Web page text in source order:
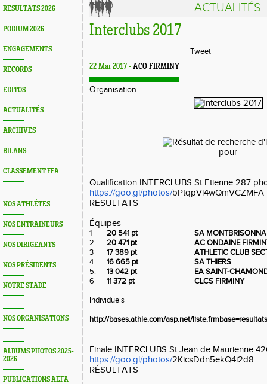
RESULTATS 2026
PODIUM 2026
ENGAGEMENTS
RECORDS
EDITOS
ACTUALITÉS
ARCHIVES
BILANS
CLASSEMENT FFA
NOS ATHLÉTES
NOS ENTRAINEURS
NOS DIRIGEANTS
NOS PRÉSIDENTS
NOTRE STADE
NOS ORGANISATIONS
ALBUMS PHOTOS 2025-
2026
PUBLICATIONS AEFA
ACTUALITÉS
Interclubs 2017
Tweet
22 Mai 2017 - ACO FIRMINY
Organisation
Qualification INTERCLUBS St Etienne 287
https://goo.gl/photos/bPtqpVi4wQmVCZMFA
RESULTATS
Équipes
1 20 541 pt
SA
2
20 471 pt
AC ONDAINE
3
17 389 pt
ATHLETIC CLUB
4
16 665 pt
SA THIERS
5.
13 042 pt
EA SAINT-
6
11 372 pt
CLCS FIRMINY
Individuels
http://bases.athle.com/asp.net/
Finale INTERCLUBS St Jean de Maurienne
https://goo.gl/photos/2KicsDdn5ekQ4i2d8
RÉSULTATS